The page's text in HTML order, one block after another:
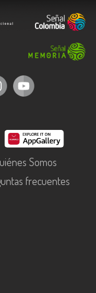
Somos
frecuentes